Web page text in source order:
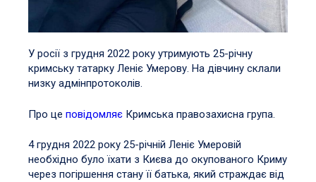
У росії з грудня 2022 року утримують 25-річну
кримську татарку Леніє Умерову. На дівчину склали
низку адмінпротоколів.
Про це повідомляє Кримська правозахисна група.
4 грудня 2022 року 25-річній Леніє Умеровій
необхідно було їхати з Києва до окупованого Криму
через погіршення стану її батька, який страждає від